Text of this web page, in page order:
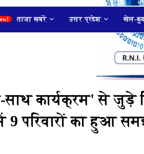
ताजा खबरें उत्तर प्रदेश खेल-
कार्यक्रम' से जुड़े
9 परिवारों का हुआ